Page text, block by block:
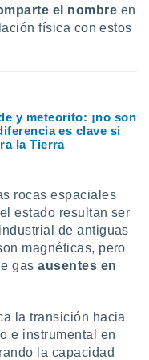
el nombre en
física con estos
y meteorito: ¡no son
es clave si
la Tierra
rocas espaciales
estado resultan ser
de antiguas
magnéticas, pero
gasausentes en
la transición hacia
e instrumental en
la capacidad